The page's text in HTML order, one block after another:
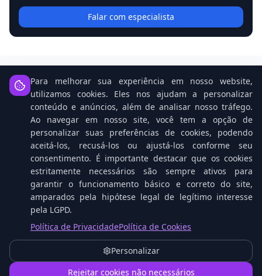
Falar com especialista
Notícias Relacionadas
Open Source: O Cavalo Vencedor na Corrida da
IA Contra Gigantes Tech
1
Para melhorar sua experiência em nosso website,
utilizamos cookies. Eles nos ajudam a personalizar
conteúdo e anúncios, além de analisar nosso tráfego.
Ao navegar em nosso site, você tem a opção de
personalizar suas preferências de cookies, podendo
aceitá-los, recusá-los ou ajustá-los conforme seu
consentimento. É importante destacar que os cookies
estritamente necessários são sempre ativos para
garantir o funcionamento básico e correto do site,
amparados pela hipótese legal de legítimo interesse
pela LGPD.
Política de PrivacidadePolítica de Cookies
Personalizar
Rejeitar cookies não necessários